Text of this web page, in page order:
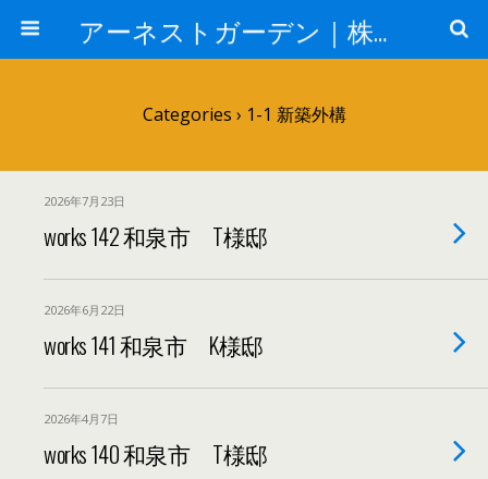
アーネストガーデン｜株式会社三栄建設
Categories › 1-1 新築外構
2026年7月23日
works 142 和泉市 T様邸
2026年6月22日
works 141 和泉市 K様邸
2026年4月7日
works 140 和泉市 T様邸